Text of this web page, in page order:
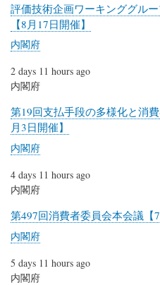
評価技術企画ワーキンググル
【8月17日開催】
内閣府
2 days 11 hours ago
内閣府
第19回支払手段の多様化と消
月3日開催】
内閣府
4 days 11 hours ago
内閣府
第497回消費者委員会本会議【7
内閣府
5 days 11 hours ago
内閣府